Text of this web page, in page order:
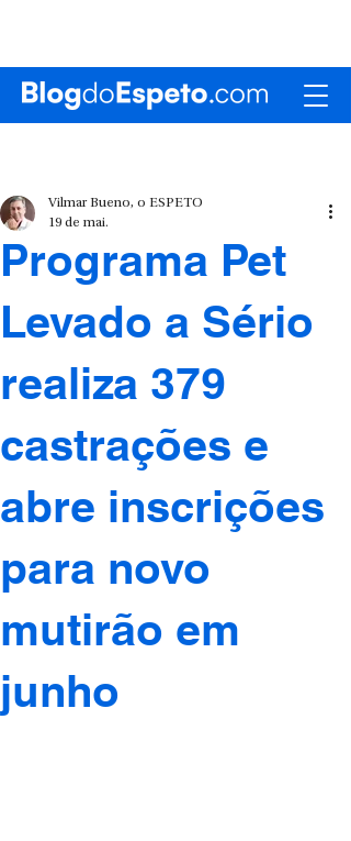
Programa Pet
Levado a Sério
realiza 379
castrações e
abre inscrições
para novo
mutirão em
junho
Vilmar Bueno, o ESPETO
19 de mai.